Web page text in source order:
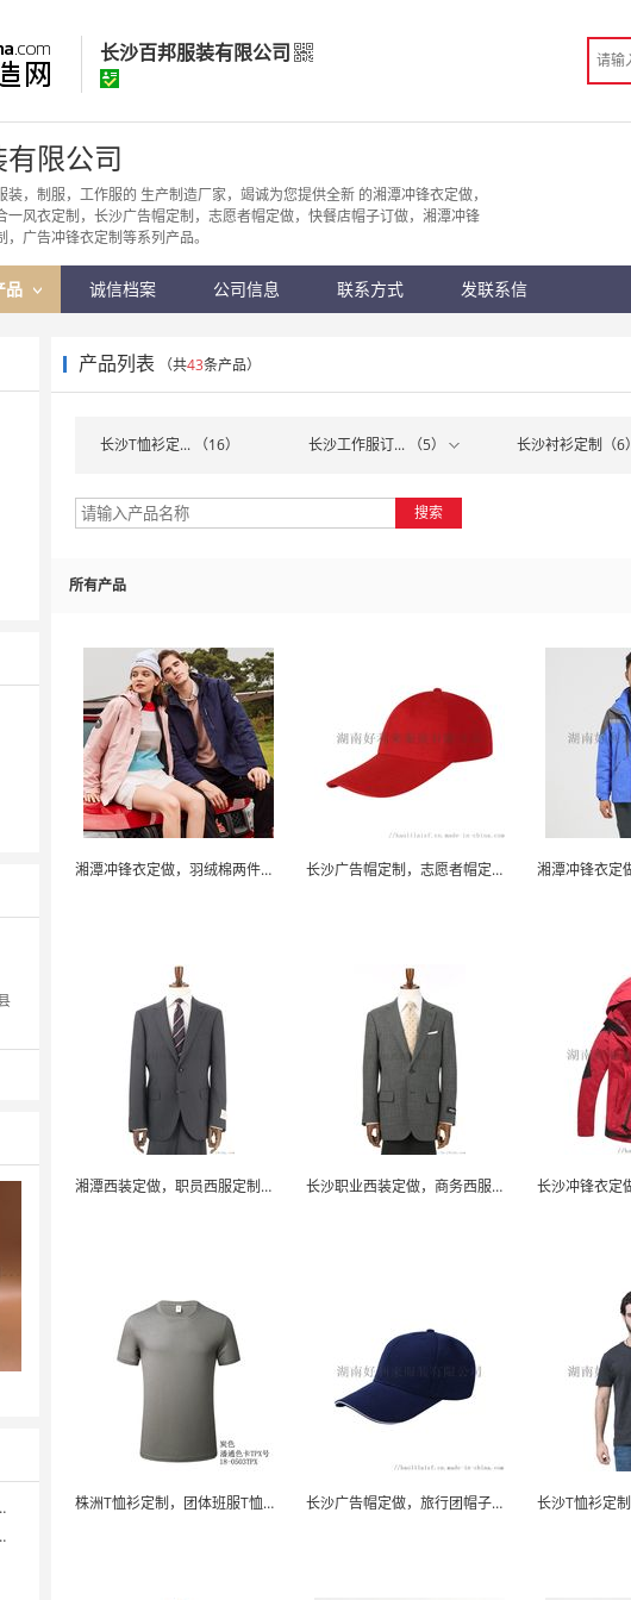
长沙百邦服装有限公司
长沙百邦服装有限公司
经营模式：生产制造
所在地区： 湖南省 长沙市
认证信息：
手机访问展示厅
限公司
，制服，工作服的 生产制造厂家，竭诚为您提供全新 的湘潭冲锋衣定做，
一风衣定制，长沙广告帽定制，志愿者帽定做，快餐店帽子订做，湘潭冲锋
广告冲锋衣定制等系列产品。
品 诚信档案 公司信息 联系方式 发联系信
制服
作服
产品列表 （共43条产品）
长沙T恤衫定... （16） 长沙工作服订... （5） 长沙衬衫定制（6）
搜索
所有产品
湘潭冲锋衣定做，羽绒棉两件套冲锋衣，三合一风衣定... 长沙广告帽定制，志愿者帽定做，快餐店帽子订做
湘潭西装定做，职员西服定制，量身定做西装 长沙职业西装定做，商务西服定制，量身定做男女西装
株洲T恤衫定制，团体班服T恤定做，活动T恤衫订做 长沙广告帽定做，旅行团帽子定制，棒球帽订做